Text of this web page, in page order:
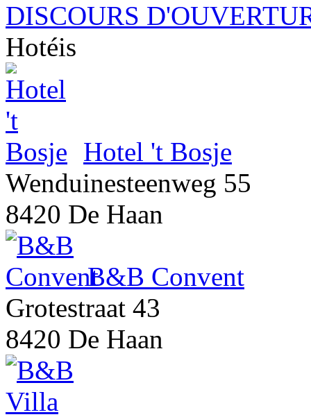
DISCOURS
Hotéis
Hotel 't Bosje
Wenduinesteenweg 55
8420 De Haan
B&B Convent
Grotestraat 43
8420 De Haan